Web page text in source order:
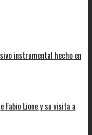
instrumental hecho en
Fabio Lione y su visita a